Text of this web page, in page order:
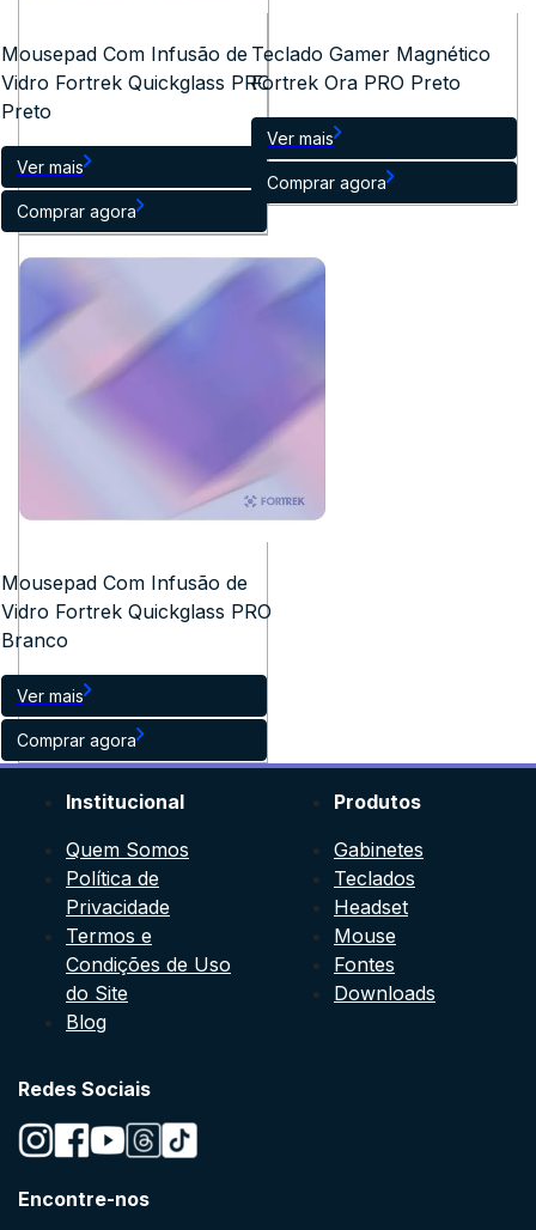
Mousepad Com Infusão de
Vidro Fortrek Quickglass PRO
Preto
Ver mais
Comprar agora
Teclado Gamer Magnético
Fortrek Ora PRO Preto
Ver mais
Comprar agora
Mousepad Com Infusão de
Vidro Fortrek Quickglass PRO
Branco
Ver mais
Comprar agora
Institucional
Quem Somos
Política de
Privacidade
Termos e
Condições de Uso
do Site
Blog
Produtos
Gabinetes
Teclados
Headset
Mouse
Fontes
Downloads
Redes Sociais
Encontre-nos